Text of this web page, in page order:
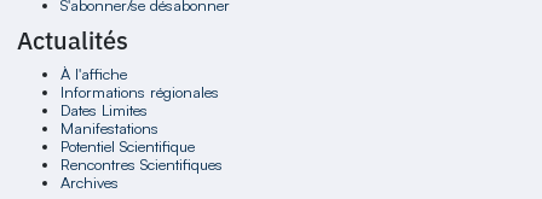
S'abonner/se désabonner
Actualités
À l'affiche
Informations régionales
Dates Limites
Manifestations
Potentiel Scientifique
Rencontres Scientifiques
Archives